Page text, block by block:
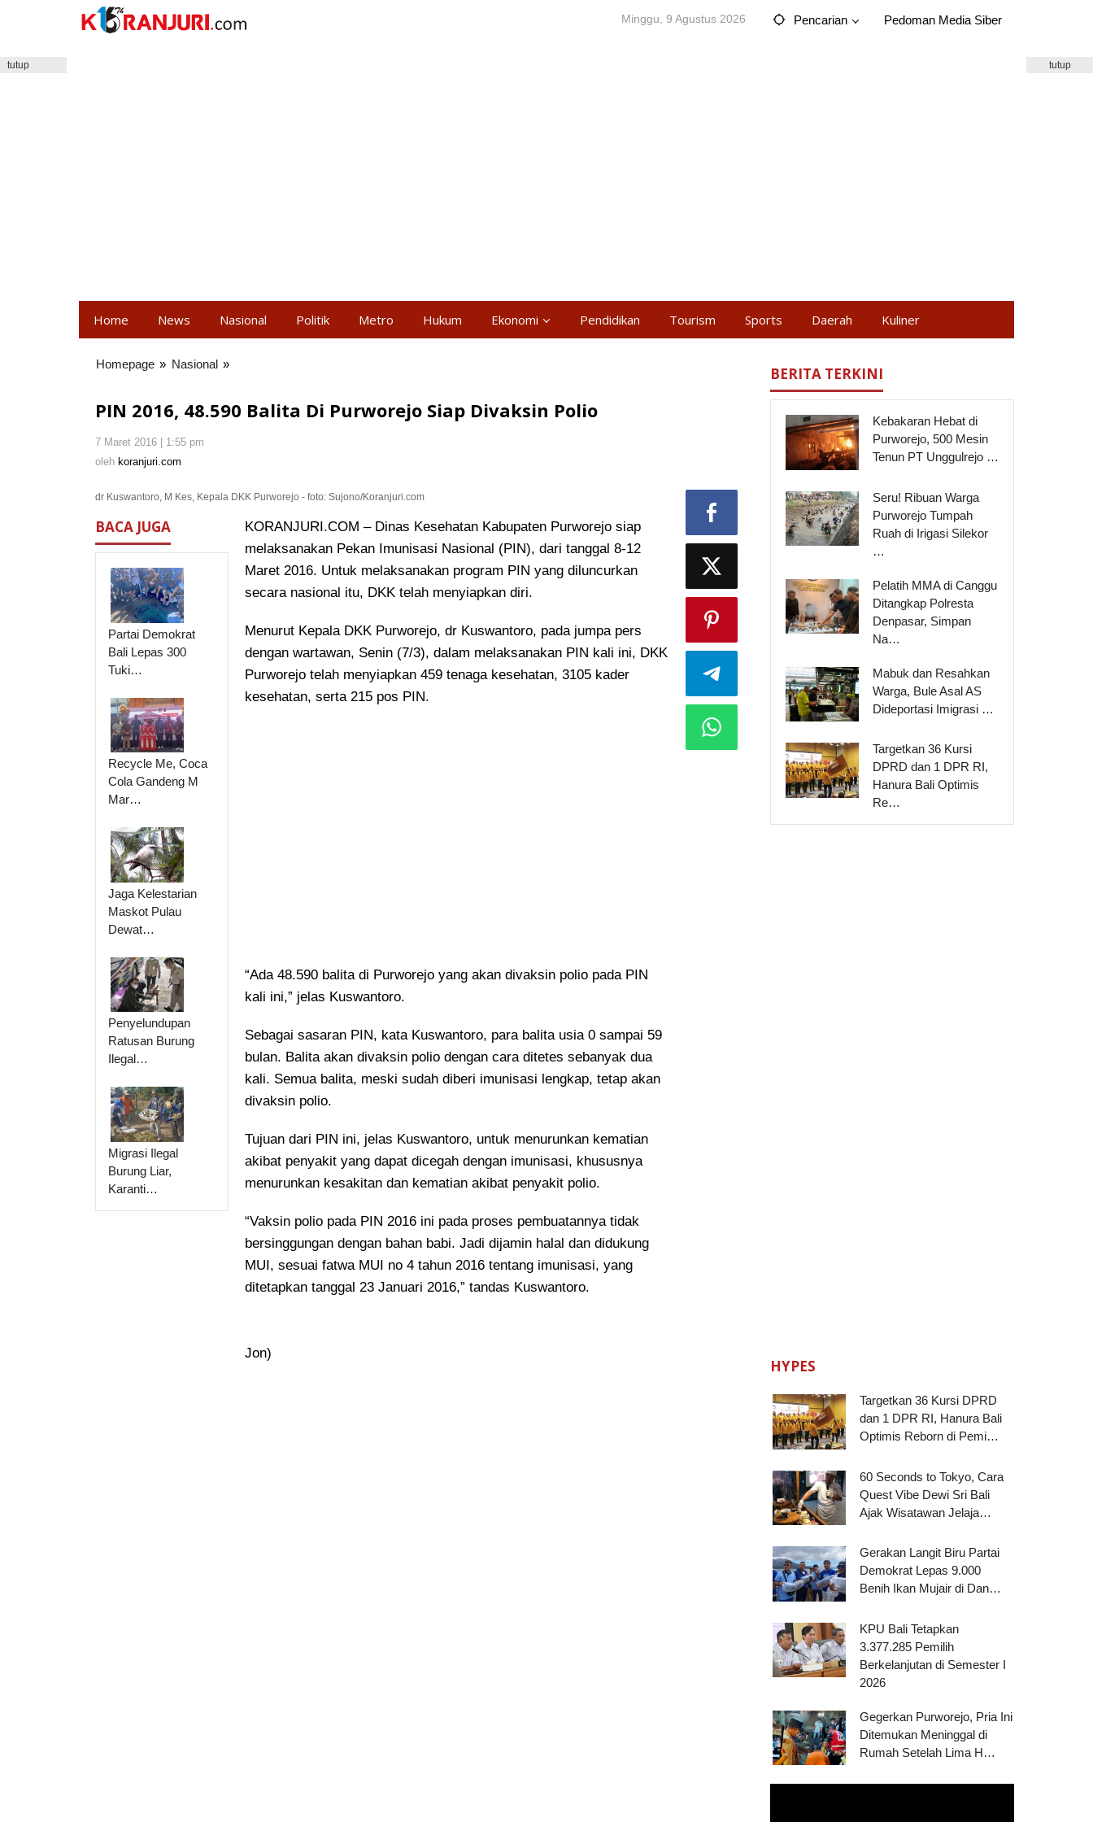
Minggu, 9 Agustus 2026 Pencarian Pedoman Media Siber
Home News Nasional Politik Metro Hukum Ekonomi Pendidikan Tourism Sports Daerah Kuliner
tutup tutup
Homepage » Nasional »
Balita
PIN 2016, 48.590 Balita Di Purworejo Siap Divaksin Polio
7 Maret 2016 | 1:55 pm
oleh koranjuri.com
dr Kuswantoro, M Kes, Kepala DKK Purworejo - foto: Sujono/Koranjuri.com
BACA JUGA
Partai Demokrat
Bali Lepas 300
Tuki…
Recycle Me, Coca
Cola Gandeng M
Mar…
Jaga Kelestarian
Maskot Pulau
Dewat…
Penyelundupan
Ratusan Burung
Ilegal…
Migrasi Ilegal
Burung Liar,
Karanti…
KORANJURI.COM – Dinas Kesehatan Kabupaten Purworejo siap
melaksanakan Pekan Imunisasi Nasional (PIN), dari tanggal 8-12
Maret 2016. Untuk melaksanakan program PIN yang diluncurkan
secara nasional itu, DKK telah menyiapkan diri.
Menurut Kepala DKK Purworejo, dr Kuswantoro, pada jumpa pers
dengan wartawan, Senin (7/3), dalam melaksanakan PIN kali ini, DKK
Purworejo telah menyiapkan 459 tenaga kesehatan, 3105 kader
kesehatan, serta 215 pos PIN.
“Ada 48.590 balita di Purworejo yang akan divaksin polio pada PIN
kali ini,” jelas Kuswantoro.
Sebagai sasaran PIN, kata Kuswantoro, para balita usia 0 sampai 59
bulan. Balita akan divaksin polio dengan cara ditetes sebanyak dua
kali. Semua balita, meski sudah diberi imunisasi lengkap, tetap akan
divaksin polio.
Tujuan dari PIN ini, jelas Kuswantoro, untuk menurunkan kematian
akibat penyakit yang dapat dicegah dengan imunisasi, khususnya
menurunkan kesakitan dan kematian akibat penyakit polio.
“Vaksin polio pada PIN 2016 ini pada proses pembuatannya tidak
bersinggungan dengan bahan babi. Jadi dijamin halal dan didukung
MUI, sesuai fatwa MUI no 4 tahun 2016 tentang imunisasi, yang
ditetapkan tanggal 23 Januari 2016,” tandas Kuswantoro.
Jon)
BERITA TERKINI
Kebakaran Hebat di
Purworejo, 500 Mesin
Tenun PT Unggulrejo …
Seru! Ribuan Warga
Purworejo Tumpah
Ruah di Irigasi Silekor
…
Pelatih MMA di Canggu
Ditangkap Polresta
Denpasar, Simpan
Na…
Mabuk dan Resahkan
Warga, Bule Asal AS
Dideportasi Imigrasi …
Targetkan 36 Kursi
DPRD dan 1 DPR RI,
Hanura Bali Optimis
Re…
HYPES
Targetkan 36 Kursi DPRD
dan 1 DPR RI, Hanura Bali
Optimis Reborn di Pemi…
60 Seconds to Tokyo, Cara
Quest Vibe Dewi Sri Bali
Ajak Wisatawan Jelaja…
Gerakan Langit Biru Partai
Demokrat Lepas 9.000
Benih Ikan Mujair di Dan…
KPU Bali Tetapkan
3.377.285 Pemilih
Berkelanjutan di Semester I
2026
Gegerkan Purworejo, Pria Ini
Ditemukan Meninggal di
Rumah Setelah Lima H…